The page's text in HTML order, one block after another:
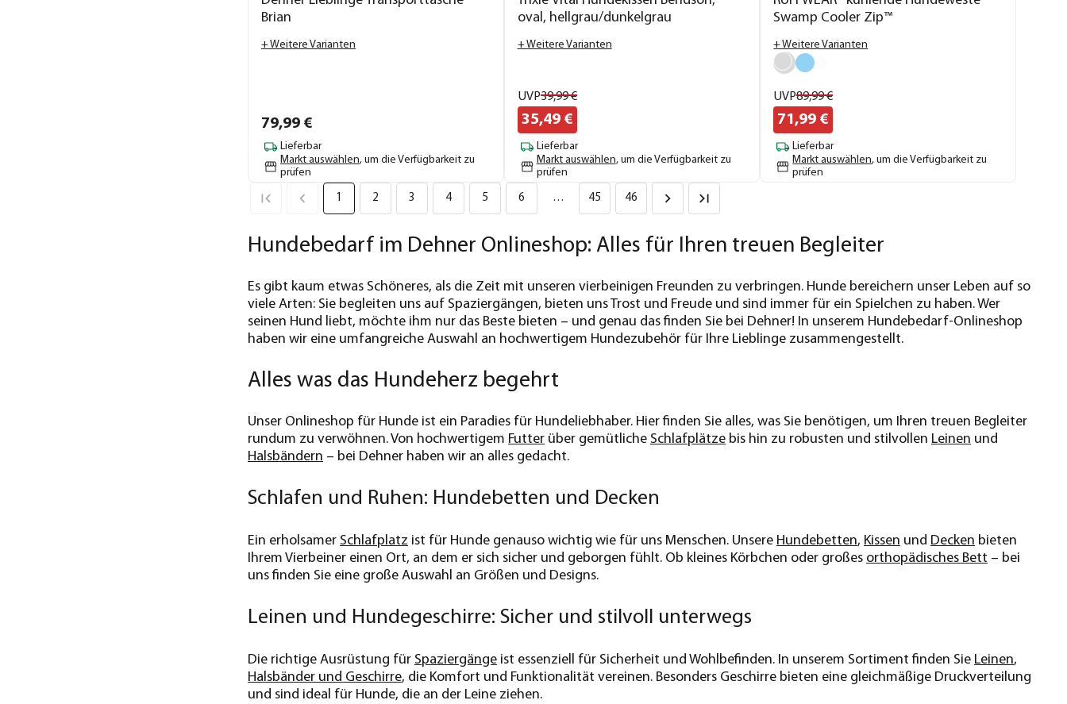
Brian
+ Weitere Varianten
79,99 €
Lieferbar
Markt auswählen, um die Verfügbarkeit zu
prüfen
oval, hellgrau/dunkelgrau
+ Weitere Varianten
UVP39,99€
35,49€
Lieferbar
Markt auswählen, um die Verfügbarkeit zu
prüfen
Swamp Cooler Zip™
+ Weitere Varianten
UVP89,99€
71,99 €
Lieferbar
Markt auswählen, um die Verfügbarkeit zu
prüfen
1 2 3 4 5 6 … 45 46
Hundebedarf im Dehner Onlineshop: Alles für Ihren treuen Begleiter
Es gibt kaum etwas Schöneres, als die Zeit mit unseren vierbeinigen Freunden zu verbringen. Hunde bereichern unser Leben auf so
viele Arten: Sie begleiten uns auf Spaziergängen, bieten uns Trost und Freude und sind immer für ein Spielchen zu haben. Wer
seinen Hund liebt, möchte ihm nur das Beste bieten – und genau das finden Sie bei Dehner! In unserem Hundebedarf-Onlineshop
haben wir eine umfangreiche Auswahl an hochwertigem Hundezubehör für Ihre Lieblinge zusammengestellt.
Alles was das Hundeherz begehrt
Unser Onlineshop für Hunde ist ein Paradies für Hundeliebhaber. Hier finden Sie alles, was Sie benötigen, um Ihren treuen Begleiter
rundum zu verwöhnen. Von hochwertigem Futter über gemütliche Schlafplätze bis hin zu robusten und stilvollen Leinen und
Halsbändern – bei Dehner haben wir an alles gedacht.
Schlafen und Ruhen: Hundebetten und Decken
Ein erholsamer Schlafplatz ist für Hunde genauso wichtig wie für uns Menschen. Unsere Hundebetten, Kissen und Decken bieten
Ihrem Vierbeiner einen Ort, an dem er sich sicher und geborgen fühlt. Ob kleines Körbchen oder großes orthopädisches Bett – bei
uns finden Sie eine große Auswahl an Größen und Designs.
Leinen und Hundegeschirre: Sicher und stilvoll unterwegs
Die richtige Ausrüstung für Spaziergänge ist essenziell für Sicherheit und Wohlbefinden. In unserem Sortiment finden Sie Leinen,
Halsbänder und Geschirre, die Komfort und Funktionalität vereinen. Besonders Geschirre bieten eine gleichmäßige Druckverteilung
und sind ideal für Hunde, die an der Leine ziehen.